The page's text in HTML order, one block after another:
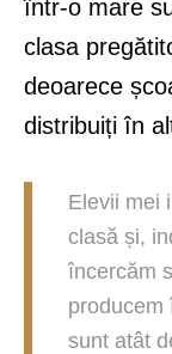
într-o mare
clasa
deoarece
distribuiți în
Elevii mei
clasă și,
încercăm
producem
sunt atât